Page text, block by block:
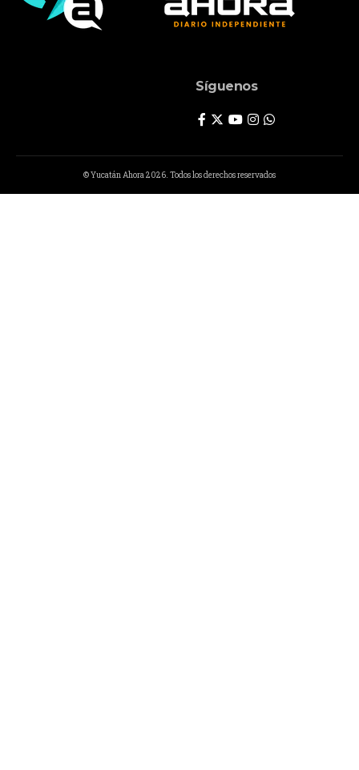
Síguenos
© Yucatán Ahora 2026. Todos los derechos reservados